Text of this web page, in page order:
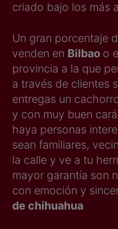
criado bajo los más
Un gran porcentaje
venden en Bilbao o
provincia a la que
a través de clientes
entregas un
y con muy buen
haya personas
sean familiares,
la calle y ve a tu
mayor garantía son
con emoción y
de chihuahua